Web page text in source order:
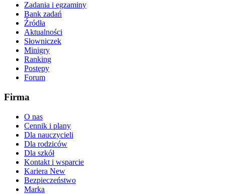
Zadania i egzaminy
Bank zadań
Źródła
Aktualności
Słowniczek
Minigry
Ranking
Postępy
Forum
Firma
O nas
Cennik i plany
Dla nauczycieli
Dla rodziców
Dla szkół
Kontakt i wsparcie
Kariera New
Bezpieczeństwo
Marka